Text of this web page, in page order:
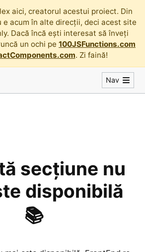
aici, creatorul acestui proiect. Din
e acum în alte direcții, deci acest site
Dacă încă ești interesat să înveți
un ochi pe 100JSFunctions.com
. Zi faină!
Nav
secțiune nu
disponibilă
📚